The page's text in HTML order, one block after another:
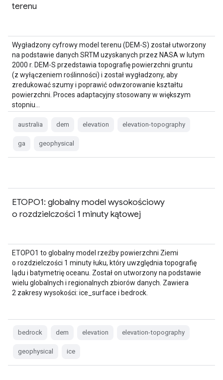
terenu
Wygładzony cyfrowy model terenu (DEM-S) został utworzony
na podstawie danych SRTM uzyskanych przez NASA w lutym
2000 r. DEM-S przedstawia topografię powierzchni gruntu
(z wyłączeniem roślinności) i został wygładzony, aby
zredukować szumy i poprawić odwzorowanie kształtu
powierzchni. Proces adaptacyjny stosowany w większym
stopniu…
australia dem elevation elevation-topography
ga geophysical
ETOPO1: globalny model wysokościowy
o rozdzielczości 1 minuty kątowej
ETOPO1 to globalny model rzeźby powierzchni Ziemi
o rozdzielczości 1 minuty łuku, który uwzględnia topografię
lądu i batymetrię oceanu. Został on utworzony na podstawie
wielu globalnych i regionalnych zbiorów danych. Zawiera
2 zakresy wysokości: ice_surface i bedrock.
bedrock dem elevation elevation-topography
geophysical ice